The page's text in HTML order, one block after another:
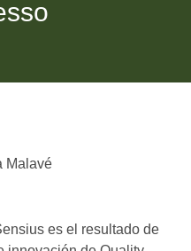
Malavé
es el resultado de